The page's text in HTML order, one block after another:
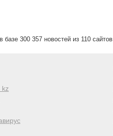
базе 300 357 новостей из 110 сайтов
kz